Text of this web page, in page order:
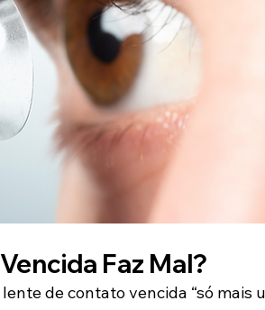
Faz Mal?
de contato vencida “só mais